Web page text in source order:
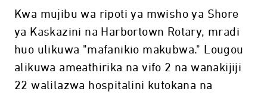
Kwa mujibu wa ripoti ya mwisho ya Shore
ya Kaskazini na Harbortown Rotary, mradi
huo ulikuwa "mafanikio makubwa." Lougou
alikuwa ameathirika na vifo 2 na wanakijiji
22 walilazwa hospitalini kutokana na